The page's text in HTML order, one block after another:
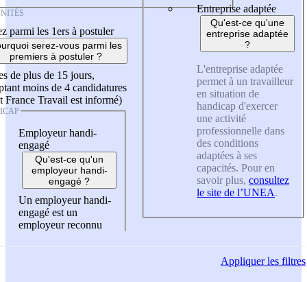
parmi les 1ers à postuler
serez-vous parmi les
premiers à postuler ?
de plus de 15 jours,
moins de 4 candidatures
France Travail est informé)
Employeur handi-
engagé
Qu'est-ce qu'un
employeur handi-
engagé ?
Un employeur handi-
engagé est un
employeur reconnu
Entreprise adaptée
Qu'est-ce qu'une
entreprise adaptée
?
L'entreprise adaptée
permet à un travailleur
en situation de
handicap d'exercer
une activité
professionnelle dans
des conditions
adaptées à ses
capacités. Pour en
savoir plus, consultez
le site de l’UNEA.
Appliquerles filtres